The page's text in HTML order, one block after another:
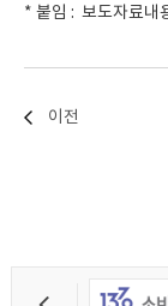
* 붙임 : 보도자료내
이전